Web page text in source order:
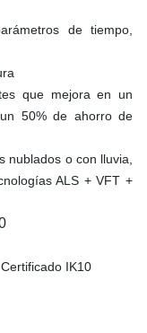
de tiempo,
que mejora en un
50% de ahorro de
nublados o con lluvia,
ALS + VFT +
IK10